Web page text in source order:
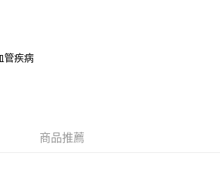
838 收款人：PREMIER FOOD LTD 請於24小時
管疾病
商品推薦